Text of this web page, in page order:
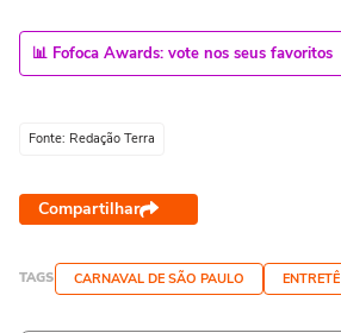
📊 Fofoca Awards: vote nos seus favoritos
Fonte: Redação Terra
Compartilhar
TAGS CARNAVAL DE SÃO PAULO ENTRETÊ